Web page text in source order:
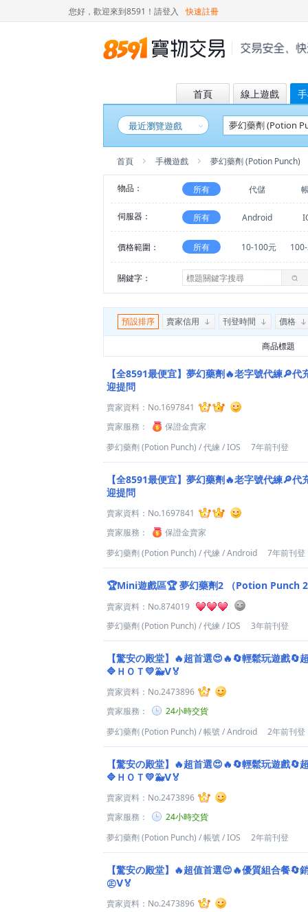
您好，歡迎來到8591！ 請登入 快速註冊
首頁 線上遊戲
最近瀏覽遊戲
首頁 手機遊戲 夢幻藥劑 (Potion Punch)
物品： 所有 代儲
伺服器： 所有 Android
價格範圍： 所有 10-100元
關鍵字：
預設排序 賣家信用 刊登時間 價格
商品標題
【全8591最便宜】夢幻藥劑🔥老字號代練🔎
迎提問
賣家資料： No.1697841
賣家服務：
保證金賣家
夢幻藥劑 (Potion Punch) /代練 /IOS 7年前刊登
【全8591最便宜】夢幻藥劑🔥老字號代練🔎
迎提問
賣家資料： No.1697841
賣家服務：
保證金賣家
夢幻藥劑 (Potion Punch) /代練 /Android 7年前刊登
🏆Mini遊戲區🏆 夢幻藥劑2 （Potion Punch
賣家資料： No.874019
夢幻藥劑 (Potion Punch) /代練 /IOS 3年前刊登
【驚安の殿堂】🔥超首選😍🔥🔄輕鬆玩遊戲🔄
🔷ＨＯＴ💛🐳Ⅴ🏅
賣家資料： No.2473896
賣家服務：
24小時交貨
夢幻藥劑 (Potion Punch) /帳號/Android 2年前刊登
【驚安の殿堂】🔥超首選😍🔥🔄輕鬆玩遊戲🔄
🔷ＨＯＴ💛🐳Ⅴ🏅
賣家資料： No.2473896
賣家服務：
24小時交貨
夢幻藥劑 (Potion Punch) /帳號/IOS 2年前刊登
【驚安の殿堂】🔥超值首選😍🔥優質組合餐🔄
㊣Ⅴ🏅
賣家資料： No.2473896